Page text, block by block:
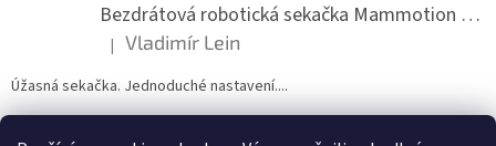
Bezdrátová robotická sekačka Mammotion LUBA mini 2 1500
Hodnocení produktu je 5 z 5 hvězdiček.
| Vladimír Lein
Úžasná sekačka. Jednoduché nastavení....